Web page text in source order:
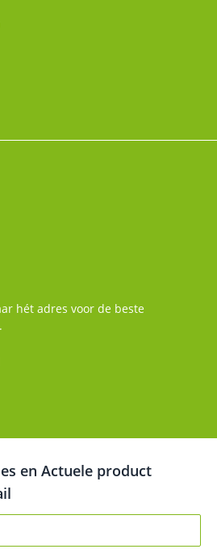
hét adres voor de beste
en Actuele product